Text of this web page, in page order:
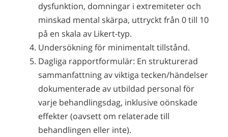
dysfunktion, domningar i extremiteter och
minskad mental skärpa, uttryckt från 0 till 10
på en skala av Likert-typ.
Undersökning för minimentalt tillstånd.
Dagliga rapportformulär: En strukturerad
sammanfattning av viktiga tecken/händelser
dokumenterade av utbildad personal för
varje behandlingsdag, inklusive oönskade
effekter (oavsett om relaterade till
behandlingen eller inte).